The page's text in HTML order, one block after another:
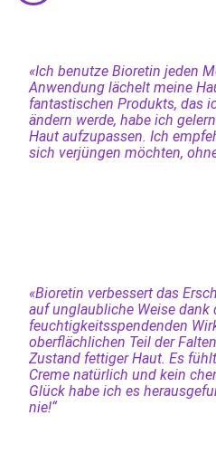
«Ich benutze Bioretin jeden
Anwendung lächelt meine
fantastischen Produkts, das
ändern werde, habe ich
Haut aufzupassen. Ich
sich verjüngen möchten,
«Bioretin verbessert das
auf unglaubliche Weise dank
feuchtigkeitsspendenden
oberflächlichen Teil der
Zustand fettiger Haut. Es
Creme natürlich und kein
Glück habe ich es
nie!“